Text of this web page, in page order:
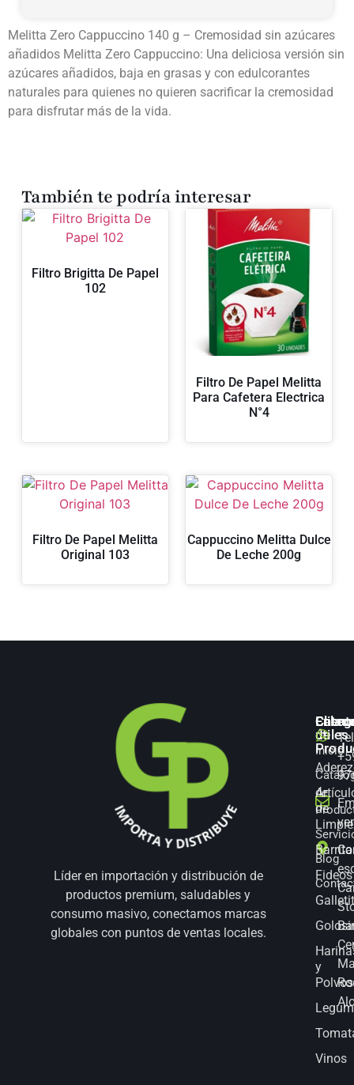
Melitta Zero Cappuccino 140 g – Cremosidad sin azúcares
añadidos Melitta Zero Cappuccino: Una deliciosa versión sin
azúcares añadidos, baja en grasas y con edulcorantes
naturales para quienes no quieren sacrificar la cremosidad
para disfrutar más de la vida.
También te podría interesar
Filtro Brigitta De Papel
102
Filtro De Papel Melitta
Para Cafetera Electrica
N°4
Filtro De Papel Melitta
Original 103
Cappuccino Melitta Dulce
De Leche 200g
Líder en importación y distribución de
productos premium, saludables y
consumo masivo, conectamos marcas
globales con puntos de ventas locales.
de
de
Fideos
y
Polvos
Vinos
útiles
Inicio
de
Blog